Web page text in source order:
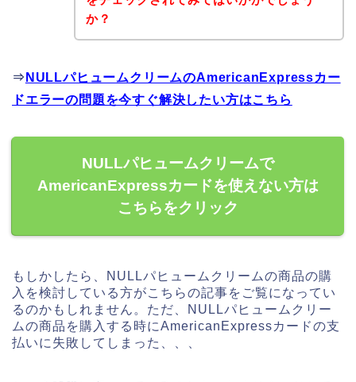
か？
⇒ NULLパヒュームクリームのAmericanExpressカー
ドエラーの問題を今すぐ解決したい方はこちら
NULLパヒュームクリームで
AmericanExpressカードを使えない方は
こちらをクリック
もしかしたら、NULLパヒュームクリームの商品の購
入を検討している方がこちらの記事をご覧になってい
るのかもしれません。ただ、NULLパヒュームクリー
ムの商品を購入する時にAmericanExpressカードの支
払いに失敗してしまった、、、